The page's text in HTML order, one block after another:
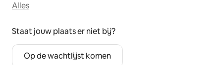
Alles
Staat jouw plaats er niet bij?
Op de wachtlijst komen